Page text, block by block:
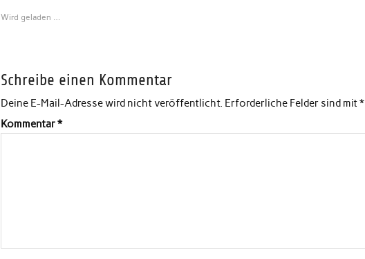
Wird geladen …
Schreibe einen Kommentar
Deine E-Mail-Adresse wird nicht veröffentlicht. Erforderliche Felder sind mit*
Kommentar*